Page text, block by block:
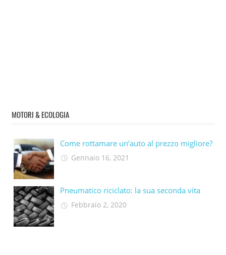
MOTORI & ECOLOGIA
Come rottamare un’auto al prezzo migliore?
Gennaio 16, 2021
Pneumatico riciclato: la sua seconda vita​
Febbraio 2, 2020